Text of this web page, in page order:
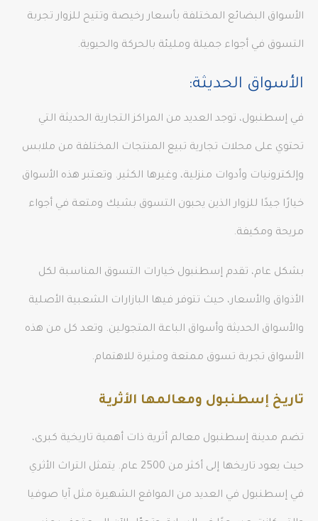
الأسواق البضائع المختلفة بأسعار رخيصة وتتيح للزوار تجربة
التسوق في أجواء جميلة ومليئة بالحركة والحيوية.
الأسواق الحديثة:
في إسطنبول، توجد العديد من المراكز التجارية الحديثة التي
تحتوي على محلات تجارية تبيع المنتجات المختلفة من ملابس
وإلكترونيات وأدوات منزلية، وغيرها الكثير. وتعتبر هذه الأسواق
خيارًا جيدًا للزوار الذين يحبون التسوق بشيك ومتعة في أجواء
مريحة ومكيفة.
بشكل عام، تقدم إسطنبول خيارات التسوق المناسبة لكل
الأذواق والأسعار، حيث تتوفر فيها البازارات الشعبية الأصلية
والأسواق الحديثة وأسواق الباعة المتجولين. وتعد كل من هذه
الأسواق تجربة تسوق ممتعة ومثيرة للاهتمام.
تاريخ إسطنبول ومعالمها الأثرية
تضم مدينة إسطنبول معالم أثرية ذات أهمية تاريخية كبرى،
حيث يعود تاريخها إلى أكثر من 2500 عام. يتمثل التراث الأثري
في إسطنبول في العديد من المواقع الشهيرة مثل آيا صوفيا